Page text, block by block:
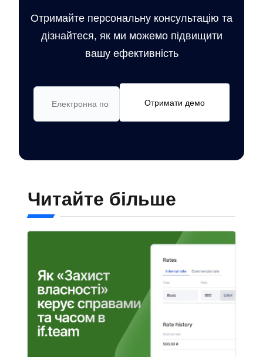
Отримайте персональну консультацію та
дізнайтеся, як ми можемо підвищити
вашу ефективність
Читайте більше